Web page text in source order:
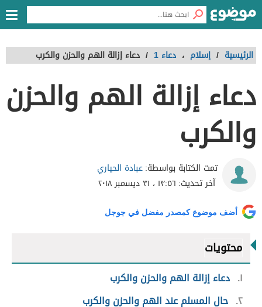
الرئيسية / إسلام ، دعاء 1 / دعاء إزالة الهم والحزن والكرب
دعاء إزالة الهم والحزن
والكرب
تمت الكتابة بواسطة:عبادة الحياري
آخر تحديث: ١٣:٥٦ ، ٣١ ديسمبر ٢٠١٨
أضف موضوع كمصدر مفضل في جوجل
محتويات
١ دعاء إزالة الهم والحزن والكرب
٢ حال المسلم عند الهم والحزن والكرب